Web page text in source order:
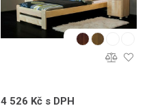
4 526 Kč s DPH